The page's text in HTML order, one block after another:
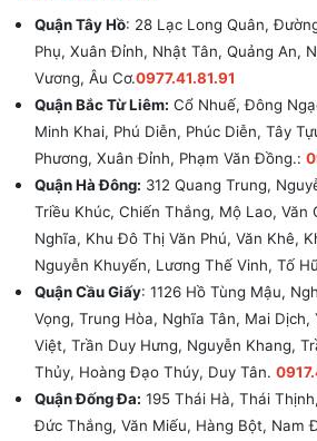
Quận Tây Hồ: 28 Lạc Long Quân,
Phụ, Xuân Đỉnh, Nhật Tân, Quảng An,
Vương, Âu Cơ.0977.41.81.91
Quận Bắc Từ Liêm: Cổ Nhuế, Đông
Minh Khai, Phú Diễn, Phúc Diễn, Tây
Phương, Xuân Đỉnh, Phạm Văn Đồng.:
Quận Hà Đông: 312 Quang Trung,
Triều Khúc, Chiến Thắng, Mộ Lao, Văn
Nghĩa, Khu Đô Thị Văn Phú, Văn Khê,
Nguyễn Khuyến, Lương Thế Vinh, Tố
Quận Cầu Giấy: 1126 Hồ Tùng Mậu,
Vọng, Trung Hòa, Nghĩa Tân, Mai Dịch,
Việt, Trần Duy Hưng, Nguyễn Khang,
Thủy, Hoàng Đạo Thúy, Duy Tân.
Quận Đống Đa: 195 Thái Hà, Thái
Đức Thắng, Văn Miếu, Hàng Bột, Nam